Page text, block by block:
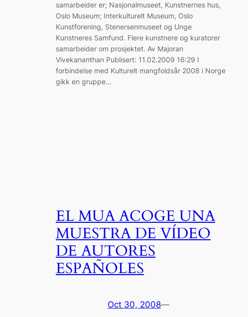
samarbeider er; Nasjonalmuseet, Kunstnernes hus,
Oslo Museum; Interkulturelt Museum, Oslo
Kunstforening, Stenersenmuseet og Unge
Kunstneres Samfund. Flere kunstnere og kuratorer
samarbeider om prosjektet. Av Majoran
Vivekananthan Publisert: 11.02.2009 16:29 I
forbindelse med Kulturelt mangfoldsår 2008 i Norge
gikk en gruppe…
EL MUA ACOGE UNA
MUESTRA DE VÍDEO
DE AUTORES
ESPAÑOLES
Oct 30, 2008—